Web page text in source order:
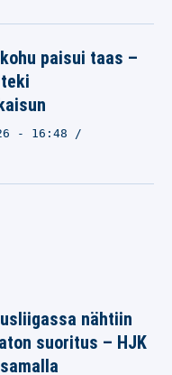
paisui taas –
- 16:48
nähtiin
suoritus – HJK